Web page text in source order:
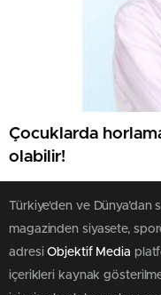
Çocuklarda
olabilir!
Türkiye'den ve Dünya’dan
magazinden siyasete,
adresiObjektif Media
içerikleri kaynak